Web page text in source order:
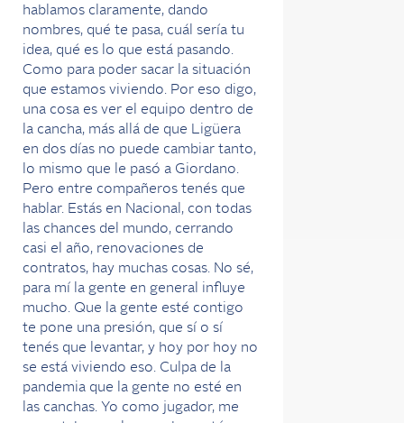
hablamos claramente, dando
nombres, qué te pasa, cuál sería tu
idea, qué es lo que está pasando.
Como para poder sacar la situación
que estamos viviendo. Por eso digo,
una cosa es ver el equipo dentro de
la cancha, más allá de que Ligüera
en dos días no puede cambiar tanto,
lo mismo que le pasó a Giordano.
Pero entre compañeros tenés que
hablar. Estás en Nacional, con todas
las chances del mundo, cerrando
casi el año, renovaciones de
contratos, hay muchas cosas. No sé,
para mí la gente en general influye
mucho. Que la gente esté contigo
te pone una presión, que sí o sí
tenés que levantar, y hoy por hoy no
se está viviendo eso. Culpa de la
pandemia que la gente no esté en
las canchas. Yo como jugador, me